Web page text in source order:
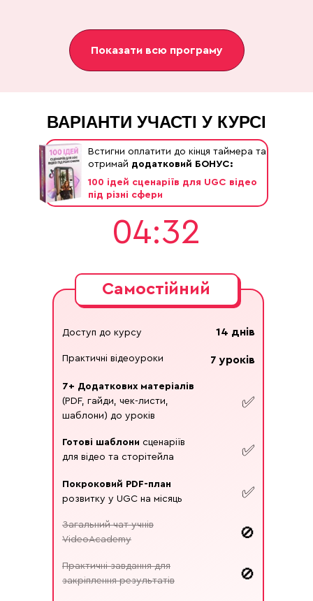
Показати всю програму
04:31
100 ідей сценаріїв для UGC відео
під різні сфери
Встигни оплатити до кінця таймера та
отримай додатковий БОНУС:
ВАРІАНТИ УЧАСТІ У КУРСІ
Самостійний
Покроковий PDF-план
розвитку у UGC на місяць
✅
Готові шаблони сценаріїв
для відео та сторітейла
✅
7+ Додаткових матеріалів
(PDF, гайди, чек-листи,
шаблони) до уроків
✅
Практичні відеоуроки 7 уроків
Доступ до курсу 14 днів
Загальний чат учнів
VideoAcademy
🚫
Практичні завдання для
закріплення результатів
🚫